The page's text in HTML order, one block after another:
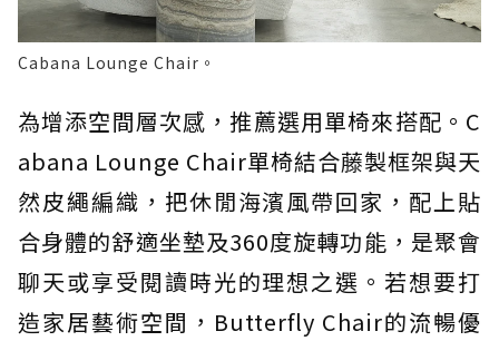
Cabana Lounge Chair。
為增添空間層次感，推薦選用單椅來搭配。C
abana Lounge Chair單椅結合藤製框架與天
然皮繩編織，把休閒海濱風帶回家，配上貼
合身體的舒適坐墊及360度旋轉功能，是聚會
聊天或享受閱讀時光的理想之選。若想要打
造家居藝術空間，Butterfly Chair的流暢優